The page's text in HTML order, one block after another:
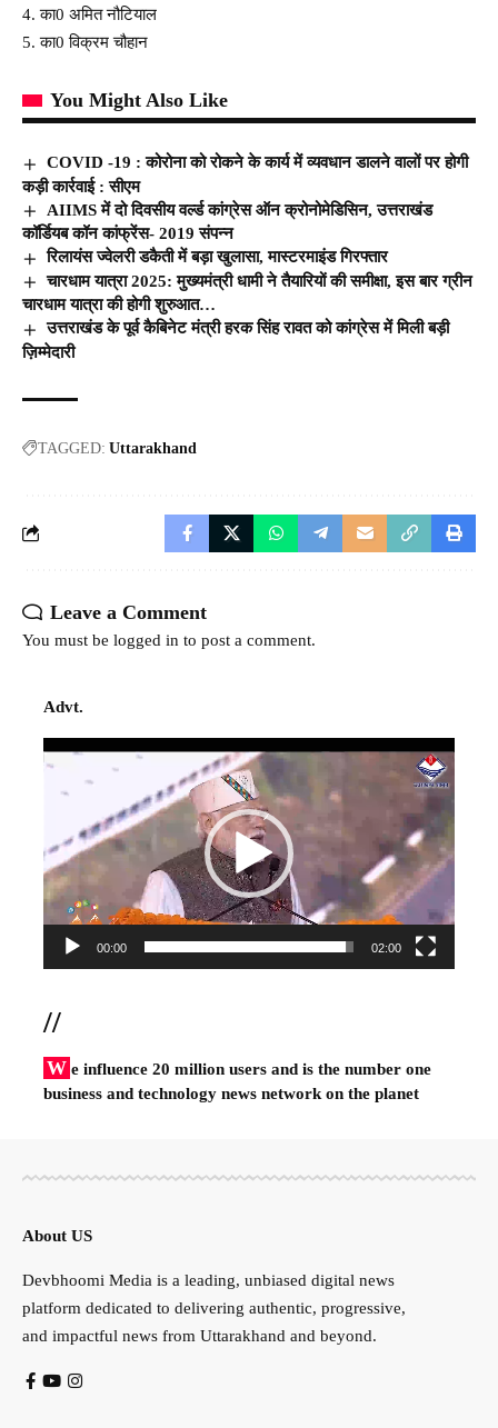
4. का0 अमित नौटियाल
5. का0 विक्रम चौहान
You Might Also Like
COVID -19 : कोरोना को रोकने के कार्य में व्यवधान डालने वालों पर होगी
कड़ी कार्रवाई : सीएम
AIIMS में दो दिवसीय वर्ल्ड कांग्रेस ऑन क्रोनोमेडिसिन, उत्तराखंड
कॉर्डियब कॉन कांफ्रेंस- 2019 संपन्न
रिलायंस ज्वेलरी डकैती में बड़ा खुलासा, मास्टरमाइंड गिरफ्तार
चारधाम यात्रा 2025: मुख्यमंत्री धामी ने तैयारियों की समीक्षा, इस बार ग्रीन
चारधाम यात्रा की होगी शुरुआत…
उत्तराखंड के पूर्व कैबिनेट मंत्री हरक सिंह रावत को कांग्रेस में मिली बड़ी
ज़िम्मेदारी
TAGGED: Uttarakhand
Leave a Comment
You must be logged in to post a comment.
Advt.
Video
00:00 02:00
//
W e influence 20 million users and is the number one
business and technology news network on the planet
About US
Devbhoomi Media is a leading, unbiased digital news
platform dedicated to delivering authentic, progressive,
and impactful news from Uttarakhand and beyond.